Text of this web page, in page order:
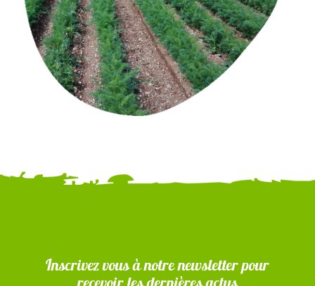
Inscrivez vous à notre newsletter pour